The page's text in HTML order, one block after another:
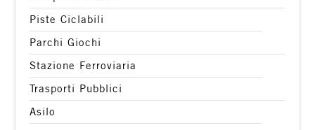
Piste Ciclabili
Parchi Giochi
Stazione Ferroviaria
Trasporti Pubblici
Asilo